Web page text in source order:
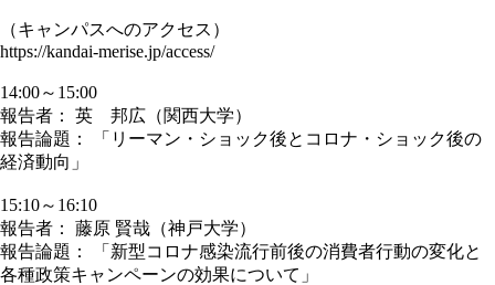
（キャンパスへのアクセス）
https://kandai-merise.jp/access/
14:00～15:00
報告者： 英 邦広（関西大学）
報告論題： 「リーマン・ショック後とコロナ・ショック後の
経済動向」
15:10～16:10
報告者： 藤原 賢哉（神戸大学）
報告論題： 「新型コロナ感染流行前後の消費者行動の変化と
各種政策キャンペーンの効果について」